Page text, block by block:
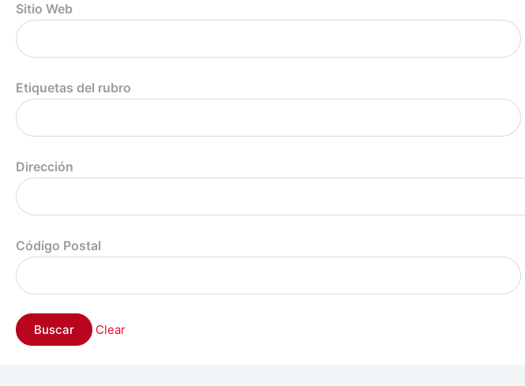
Sitio Web
Etiquetas del rubro
Dirección
Código Postal
Clear